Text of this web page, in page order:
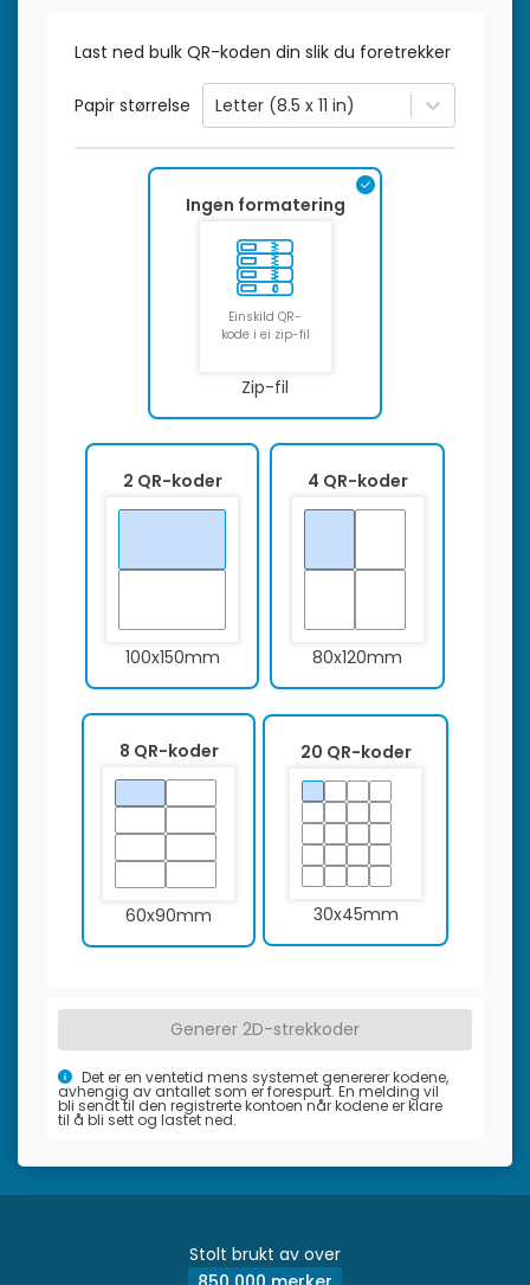
Last ned bulk QR-koden din slik du foretrekker
Papir størrelse Letter (8.5 x 11 in)
Ingen formatering
Einskild QR-
kode i ei zip-fil
Zip-fil
2 QR-koder
100x150mm
4 QR-koder
80x120mm
8 QR-koder
60x90mm
20 QR-koder
30x45mm
Generer 2D-strekkoder
Det er en ventetid mens systemet genererer kodene,
avhengig av antallet som er forespurt. En melding vil
bli sendt til den registrerte kontoen når kodene er klare
til å bli sett og lastet ned.
Stolt brukt av over